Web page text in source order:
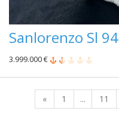
Sanlorenzo Sl 94
3.999.000 €
« 1 ... 11